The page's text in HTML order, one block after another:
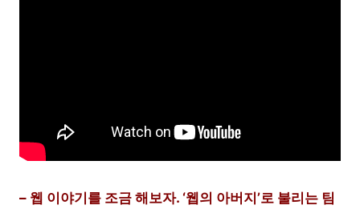
– 웹 이야기를 조금 해보자. ‘웹의 아버지’로 불리는 팀